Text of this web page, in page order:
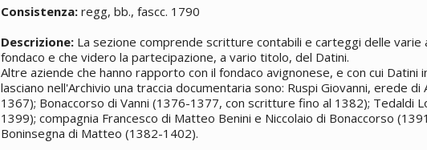
Consistenza: regg, bb., fascc. 1790
Descrizione: La sezione comprende scritture contabili e carteggi delle varie
fondaco e che videro la partecipazione, a vario titolo, del Datini.
Altre aziende che hanno rapporto con il fondaco avignonese, e con cui
lasciano nell'Archivio una traccia documentaria sono: Ruspi Giovanni, erede di
1367); Bonaccorso di Vanni (1376-1377, con scritture fino al 1382); Tedaldi
1399); compagnia Francesco di Matteo Benini e Niccolaio di Bonaccorso
Boninsegna di Matteo (1382-1402).